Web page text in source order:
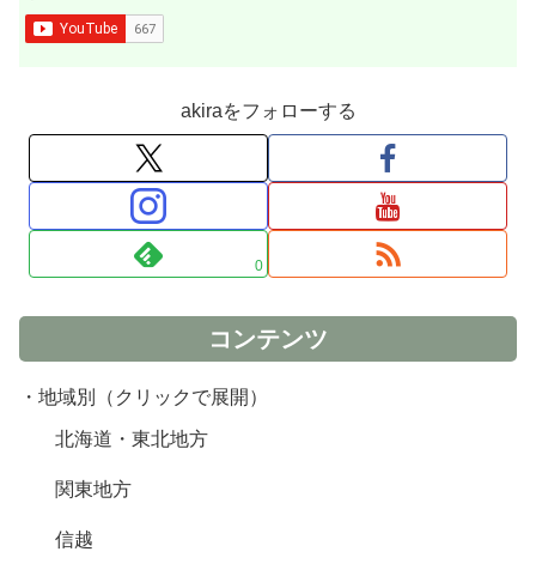
akiraをフォローする
0
コンテンツ
・地域別（クリックで展開）
北海道・東北地方
関東地方
信越